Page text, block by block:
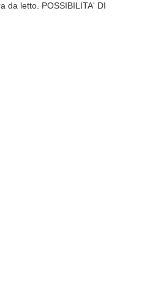
da letto. POSSIBILITA' DI